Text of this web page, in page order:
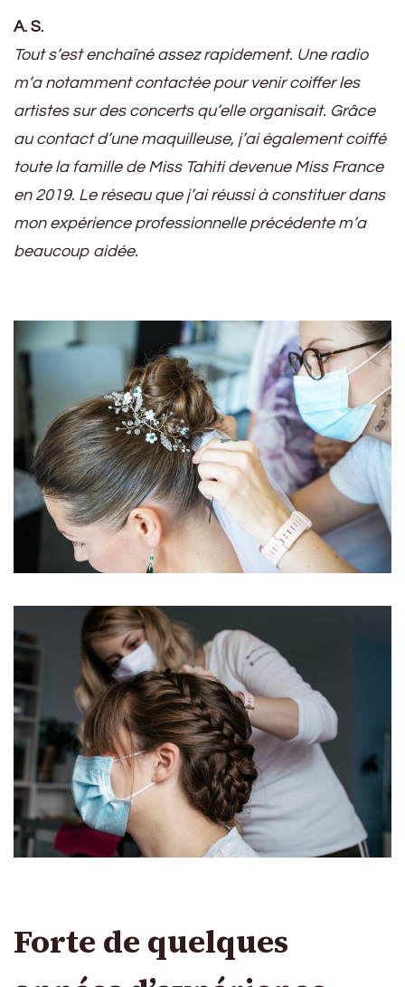
A. S.
Tout s’est enchaîné assez rapidement. Une radio
m’a notamment contactée pour venir coiffer les
artistes sur des concerts qu’elle organisait. Grâce
au contact d’une maquilleuse, j’ai également coiffé
toute la famille de Miss Tahiti devenue Miss France
en 2019. Le réseau que j’ai réussi à constituer dans
mon expérience professionnelle précédente m’a
beaucoup aidée.
Forte de quelques